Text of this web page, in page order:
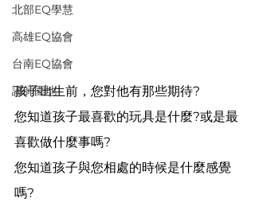
北部EQ學慧
高雄EQ協會
台南EQ協會
講師園地
孩子出生前，您對他有那些期待?
您知道孩子最喜歡的玩具是什麼?或是最
喜歡做什麼事嗎?
您知道孩子與您相處的時候是什麼感覺
嗎?